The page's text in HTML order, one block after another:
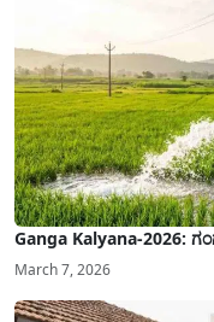
Ganga Kalyana-2026:
March 7, 2026